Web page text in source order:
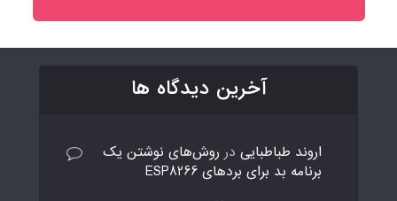
آخرین دیدگاه ها
اروند طباطبایی در روش‌های نوشتن یک
برنامه بد برای بردهای ESP8266